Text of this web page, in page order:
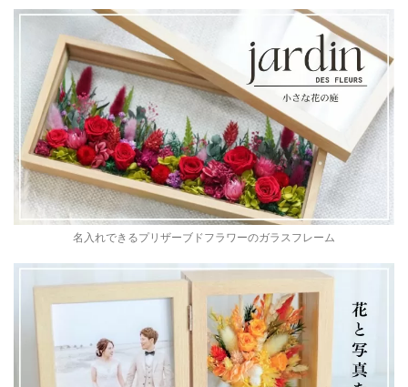
名入れできるプリザーブドフラワーのガラスフレーム